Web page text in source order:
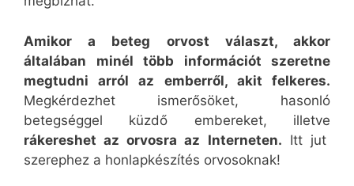
Amikor a beteg orvost választ, akkor
általában minél több információt szeretne
megtudni arról az emberről, akit felkeres.
Megkérdezhet ismerősöket, hasonló
betegséggel küzdő embereket, illetve
rákereshet az orvosra az Interneten. Itt jut
szerephez a honlapkészítés orvosoknak!